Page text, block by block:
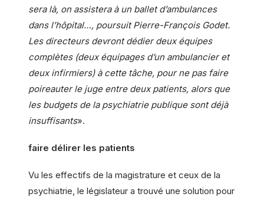
sera là, on assistera à un ballet d’ambulances
dans l’hôpital…, poursuit Pierre-François Godet.
Les directeurs devront dédier deux équipes
complètes (deux équipages d’un ambulancier et
deux infirmiers) à cette tâche, pour ne pas faire
poireauter le juge entre deux patients, alors que
les budgets de la psychiatrie publique sont déjà
insuffisants».
faire délirer les patients
Vu les effectifs de la magistrature et ceux de la
psychiatrie, le législateur a trouvé une solution pour